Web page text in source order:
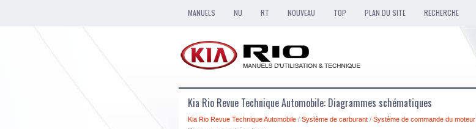
MANUELS NU RT NOUVEAU TOP PLAN DU SITE RECHERCHE
Kia Rio Revue Technique Automobile: Diagrammes schématiques
Kia Rio Revue Technique Automobile / Système de carburant / Système de commande du moteur